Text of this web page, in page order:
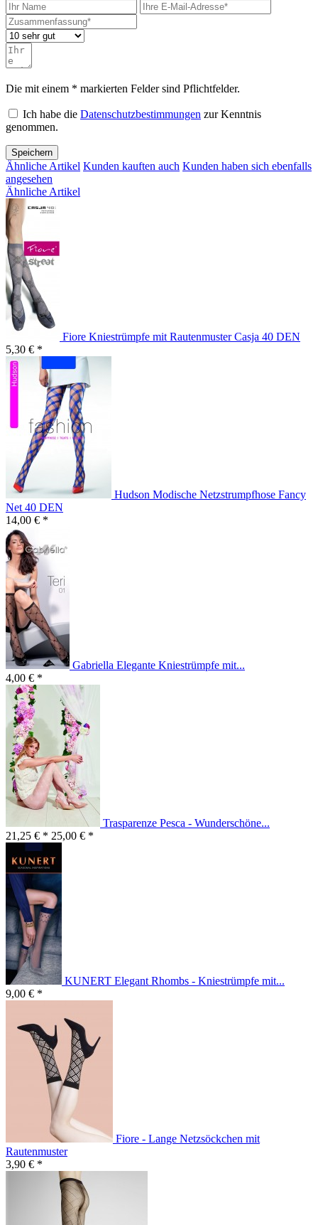
Die mit einem * markierten Felder sind Pflichtfelder.
Ich habe die Datenschutzbestimmungen zur Kenntnis
genommen.
Speichern
Ähnliche Artikel Kunden kauften auch Kunden haben sich ebenfalls
angesehen
Ähnliche Artikel
Fiore Kniestrümpfe mit Rautenmuster Casja 40 DEN
5,30 € *
Hudson Modische Netzstrumpfhose Fancy
Net 40 DEN
14,00 € *
Gabriella Elegante Kniestrümpfe mit...
4,00 € *
Trasparenze Pesca - Wunderschöne...
21,25 € * 25,00 € *
KUNERT Elegant Rhombs - Kniestrümpfe mit...
9,00 € *
Fiore - Lange Netzsöckchen mit
Rautenmuster
3,90 € *